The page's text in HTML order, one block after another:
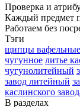
Проверка и
Каждый предмет
Работаем без
Тэги
щипцы вафельные
чугунное литье
чугунолитейный
завод литейный
каслинского
В разделах